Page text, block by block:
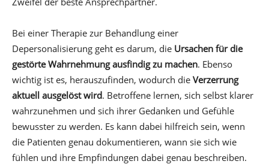
Bei einer Therapie zur Behandlung einer
Depersonalisierung geht es darum, die Ursachen für die
gestörte Wahrnehmung ausfindig zu machen. Ebenso
wichtig ist es, herauszufinden, wodurch die Verzerrung
aktuell ausgelöst wird. Betroffene lernen, sich selbst klarer
wahrzunehmen und sich ihrer Gedanken und Gefühle
bewusster zu werden. Es kann dabei hilfreich sein, wenn
die Patienten genau dokumentieren, wann sie sich wie
fühlen und ihre Empfindungen dabei genau beschreiben.